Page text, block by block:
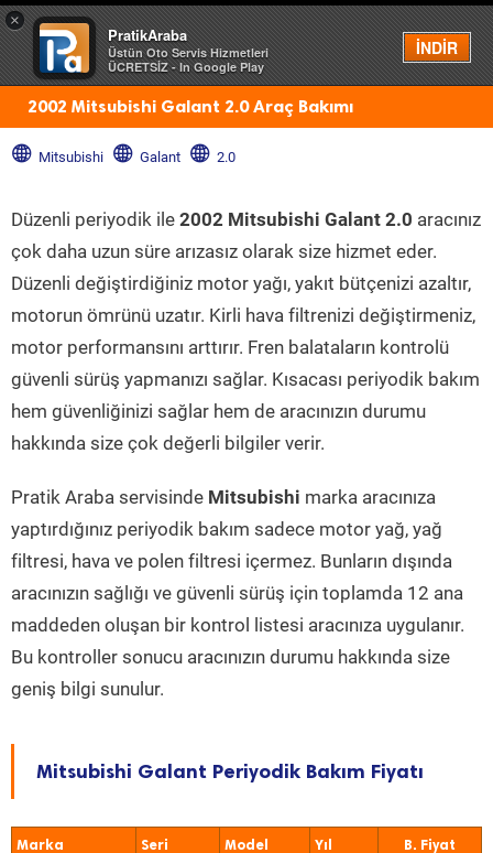
×
PratikAraba
Üstün Oto Servis Hizmetleri
ÜCRETSİZ - In Google Play
İNDİR
Menü
2002 Mitsubishi Galant 2.0 Araç Bakımı
Mitsubishi Galant 2.0
Düzenli periyodik ile 2002 Mitsubishi Galant 2.0 aracınız
çok daha uzun süre arızasız olarak size hizmet eder.
Düzenli değiştirdiğiniz motor yağı, yakıt bütçenizi azaltır,
motorun ömrünü uzatır. Kirli hava filtrenizi değiştirmeniz,
motor performansını arttırır. Fren balataların kontrolü
güvenli sürüş yapmanızı sağlar. Kısacası periyodik bakım
hem güvenliğinizi sağlar hem de aracınızın durumu
hakkında size çok değerli bilgiler verir.
Pratik Araba servisinde Mitsubishi marka aracınıza
yaptırdığınız periyodik bakım sadece motor yağ, yağ
filtresi, hava ve polen filtresi içermez. Bunların dışında
aracınızın sağlığı ve güvenli sürüş için toplamda 12 ana
maddeden oluşan bir kontrol listesi aracınıza uygulanır.
Bu kontroller sonucu aracınızın durumu hakkında size
geniş bilgi sunulur.
Mitsubishi Galant Periyodik Bakım Fiyatı
Marka Seri Model Yıl